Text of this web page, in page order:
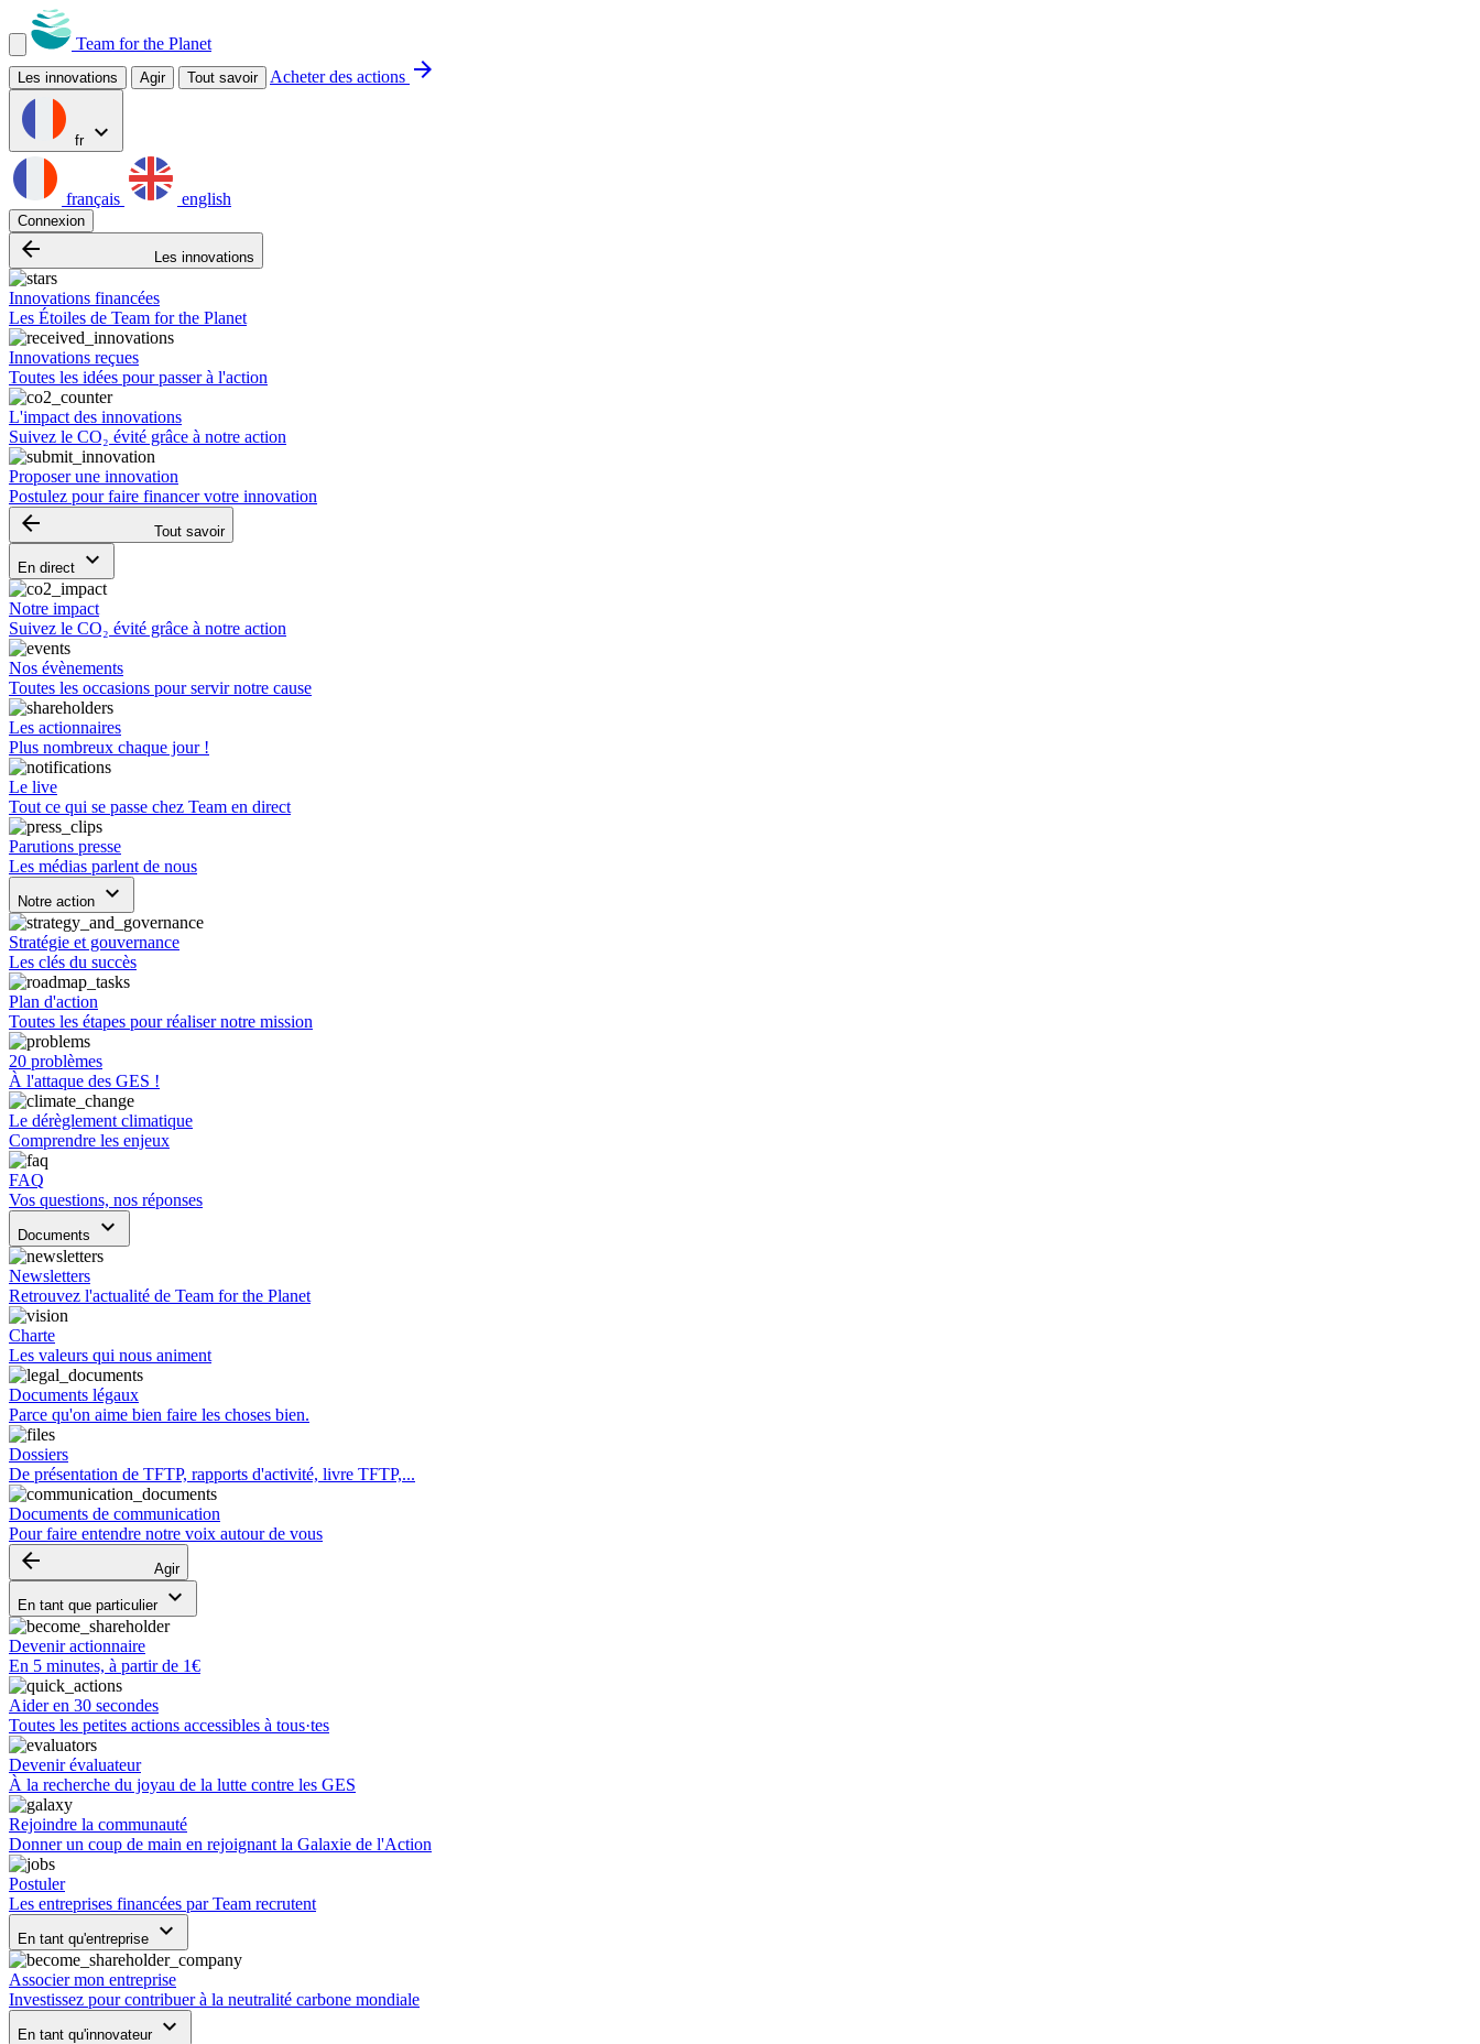
Team for the Planet
Les innovations Agir Tout savoir Acheter des actions arrow_forward
fr expand_more
français english
Connexion
arrow_backward Les innovations
Innovations financées
Les Étoiles de Team for the Planet
Innovations reçues
Toutes les idées pour passer à l'action
L'impact des innovations
Suivez le CO₂ évité grâce à notre action
Proposer une innovation
Postulez pour faire financer votre innovation
arrow_backward Tout savoir
En direct keyboard_arrow_down
Notre impact
Suivez le CO₂ évité grâce à notre action
Nos évènements
Toutes les occasions pour servir notre cause
Les actionnaires
Plus nombreux chaque jour !
Le live
Tout ce qui se passe chez Team en direct
Parutions presse
Les médias parlent de nous
Notre action keyboard_arrow_down
Stratégie et gouvernance
Les clés du succès
Plan d'action
Toutes les étapes pour réaliser notre mission
20 problèmes
À l'attaque des GES !
Le dérèglement climatique
Comprendre les enjeux
FAQ
Vos questions, nos réponses
Documents keyboard_arrow_down
Newsletters
Retrouvez l'actualité de Team for the Planet
Charte
Les valeurs qui nous animent
Documents légaux
Parce qu'on aime bien faire les choses bien.
Dossiers
De présentation de TFTP, rapports d'activité, livre TFTP,...
Documents de communication
Pour faire entendre notre voix autour de vous
arrow_backward Agir
En tant que particulier keyboard_arrow_down
Devenir actionnaire
En 5 minutes, à partir de 1€
Aider en 30 secondes
Toutes les petites actions accessibles à tous·tes
Devenir évaluateur
À la recherche du joyau de la lutte contre les GES
Rejoindre la communauté
Donner un coup de main en rejoignant la Galaxie de l'Action
Postuler
Les entreprises financées par Team recrutent
En tant qu'entreprise keyboard_arrow_down
Associer mon entreprise
Investissez pour contribuer à la neutralité carbone mondiale
En tant qu'innovateur keyboard_arrow_down